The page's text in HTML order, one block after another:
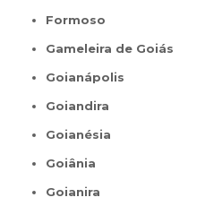
Formoso
Gameleira de Goiás
Goianápolis
Goiandira
Goianésia
Goiânia
Goianira